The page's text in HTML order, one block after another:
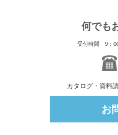
何でも
受付時間 9：00
カタログ・資料
お